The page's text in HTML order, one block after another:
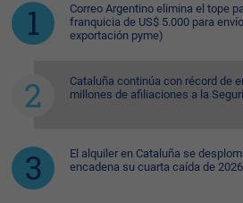
Correo Argentino elimina el tope
franquicia de US$ 5.000 para
exportación pyme)
Cataluña continúa con récord de
millones de afiliaciones a la
El alquiler en Cataluña se
encadena su cuarta caída de 2026